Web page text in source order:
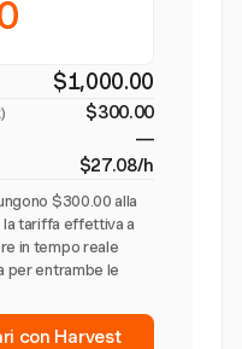
$1,000.00
) $300.00
—
$27.08/h
$300.00 alla
tariffa effettiva a
in tempo reale
per entrambe le
con Harvest